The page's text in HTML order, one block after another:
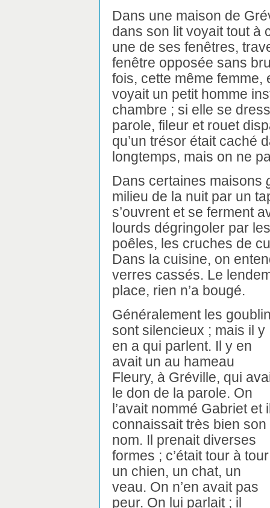
Dans une maison de
dans son lit voyait tout à
une de ses fenêtres,
fenêtre opposée sans
fois, cette même femme,
voyait un petit homme
chambre ; si elle se
parole, fileur et rouet
qu’un trésor était caché
longtemps, mais on ne
Dans certaines maisons
milieu de la nuit par un
s’ouvrent et se ferment
lourds dégringoler par
poêles, les cruches de
Dans la cuisine, on
verres cassés. Le
place, rien n’a bougé.
Généralement les
sont silencieux ; mais il y
en a qui parlent. Il y en
avait un au hameau
Fleury, à Gréville, qui
le don de la parole. On
l’avait nommé Gabriet et
connaissait très bien son
nom. Il prenait diverses
formes ; c’était tour à tour
un chien, un chat, un
veau. On n’en avait pas
peur. On lui parlait ; il